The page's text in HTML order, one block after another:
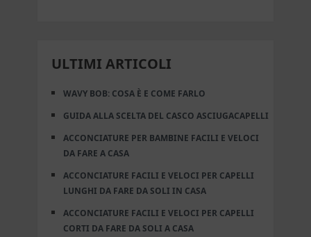
ULTIMI ARTICOLI
WAVY BOB: COSA È E COME FARLO
GUIDA ALLA SCELTA DEL CASCO ASCIUGACAPELLI
ACCONCIATURE PER BAMBINE FACILI E VELOCI
DA FARE A CASA
ACCONCIATURE FACILI E VELOCI PER CAPELLI
LUNGHI DA FARE DA SOLI IN CASA
ACCONCIATURE FACILI E VELOCI PER CAPELLI
CORTI DA FARE DA SOLI A CASA